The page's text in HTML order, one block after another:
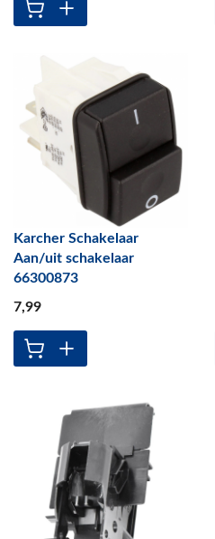
Karcher Schakelaar
Aan/uit schakelaar
66300873
7,99